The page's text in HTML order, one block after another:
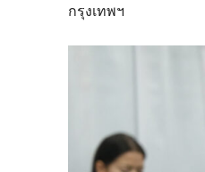
กรุงเทพฯ